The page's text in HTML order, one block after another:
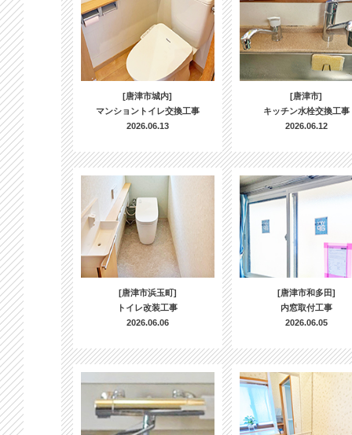
[唐津市城内]
マンショントイレ交換工事
2026.06.13
[唐津市]
キッチン水栓交換工事
2026.06.12
[唐津市浜玉町]
トイレ改装工事
2026.06.06
[唐津市和多田]
内窓取付工事
2026.06.05